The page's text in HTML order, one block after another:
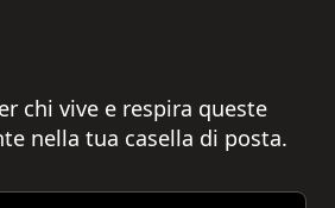
chi vive e respira queste
nella tua casella di posta.